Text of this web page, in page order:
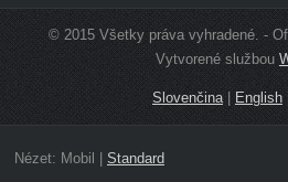
© 2015 Všetky práva vyhradené. -
Vytvorené službou
Slovenčina | English
Nézet: Mobil Standard